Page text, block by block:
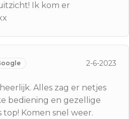
Ik kom er
2-6-2023
Alles zag er netjes
bediening en gezellige
top! Komen snel weer.